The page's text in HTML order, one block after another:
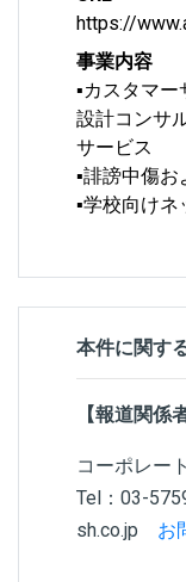
https://
事業内容
▪カスタマ
設計コンサ
サービス
▪誹謗中傷
▪学校向け
本件に関す
【報道関係
コーポレー
Tel：03-
sh.co.jp お